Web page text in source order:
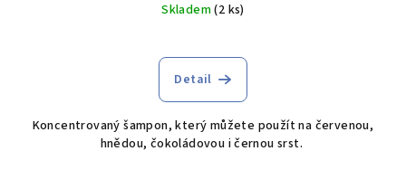
Skladem(2 ks)
Detail
Koncentrovaný šampon, který můžete použít na červenou,
hnědou, čokoládovou i černou srst.